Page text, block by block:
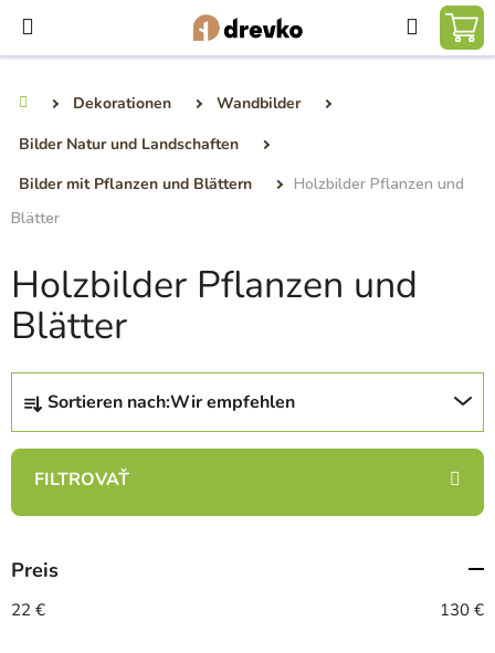
Inhalt
springen
Suchen
Dekorationen
Wandbilder
Bilder Natur und Landschaften
Bilder mit Pflanzen und Blättern
Holzbilder Pflanzen und
Blätter
Holzbilder Pflanzen und
Blätter
P
o
u
t
s
o
Sortieren nach:Wir empfehlen
Preis
22 € 130 €